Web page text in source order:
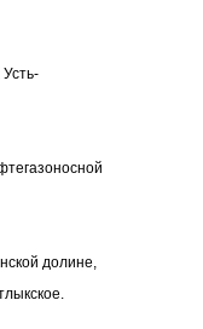
долине,